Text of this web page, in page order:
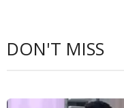
DON'T MISS